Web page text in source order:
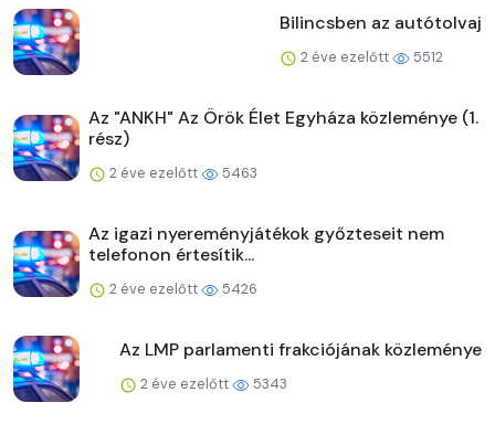
Bilincsben az autótolvaj
2 éve ezelőtt 5512
Az "ANKH" Az Örök Élet Egyháza közleménye (1.
rész)
2 éve ezelőtt 5463
Az igazi nyereményjátékok győzteseit nem
telefonon értesítik...
2 éve ezelőtt 5426
Az LMP parlamenti frakciójának közleménye
2 éve ezelőtt 5343